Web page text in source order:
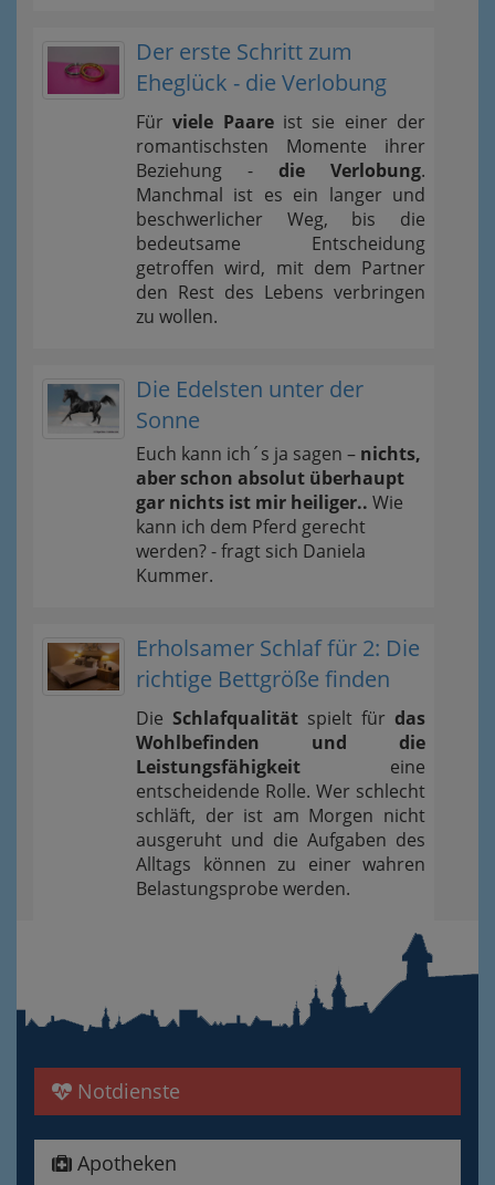
Der erste Schritt zum
Eheglück - die Verlobung
Fürviele Paareist sie einer der
romantischsten Momente ihrer
Beziehung - die Verlobung.
Manchmal ist es ein langer und
beschwerlicher Weg, bis die
bedeutsame Entscheidung
getroffen wird, mit dem Partner
den Rest des Lebens verbringen
zu wollen.
Die Edelsten unter der
Sonne
Euch kann ich´s ja sagen – nichts,
aber schon absolut überhaupt
gar nichts ist mir heiliger.. Wie
kann ich dem Pferd gerecht
werden? - fragt sich Daniela
Kummer.
Erholsamer Schlaf für 2: Die
richtige Bettgröße finden
Die Schlafqualität spielt für das
Wohlbefinden und die
Leistungsfähigkeit eine
entscheidende Rolle. Wer schlecht
schläft, der ist am Morgen nicht
ausgeruht und die Aufgaben des
Alltags können zu einer wahren
Belastungsprobe werden.
Notdienste
Apotheken